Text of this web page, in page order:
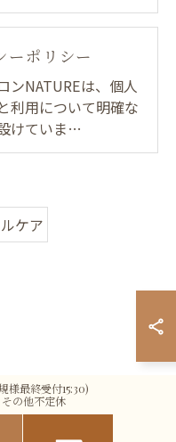
ーポリシー
ンNATUREは、個人
利用について明確な
けていま…
ケア
様最終受付15:30)
の他不定休